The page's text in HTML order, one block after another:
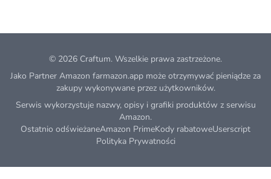
© 2026 Craftum. Wszelkie prawa zastrzeżone.
Jako Partner Amazon farmazon.app może otrzymywać pieniądze za
zakupy wykonywane przez użytkowników.
Serwis wykorzystuje nazwy, opisy i grafiki produktów z serwisu
Amazon.
Ostatnio odświeżaneAmazon PrimeKody rabatoweUserscript
Polityka Prywatności